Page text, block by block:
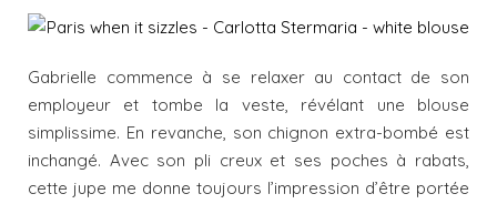
Gabrielle commence à se relaxer au contact de son
employeur et tombe la veste, révélant une blouse
simplissime. En revanche, son chignon extra-bombé est
inchangé. Avec son pli creux et ses poches à rabats,
cette jupe me donne toujours l’impression d’être portée